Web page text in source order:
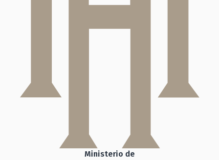
Ministerio de